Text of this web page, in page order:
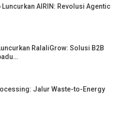
Luncurkan AIRIN: Revolusi Agentic
RalaliGrow: Solusi B2B
Jalur Waste-to-Energy